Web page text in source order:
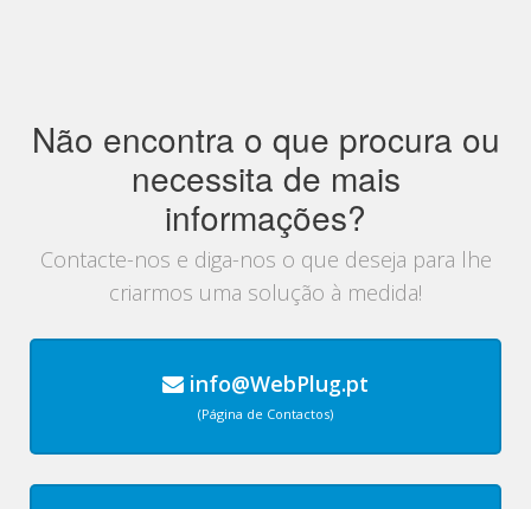
Não encontra o que procura ou
necessita de mais
informações?
Contacte-nos e diga-nos o que deseja para lhe
criarmos uma solução à medida!
info@WebPlug.pt
(Página de Contactos)